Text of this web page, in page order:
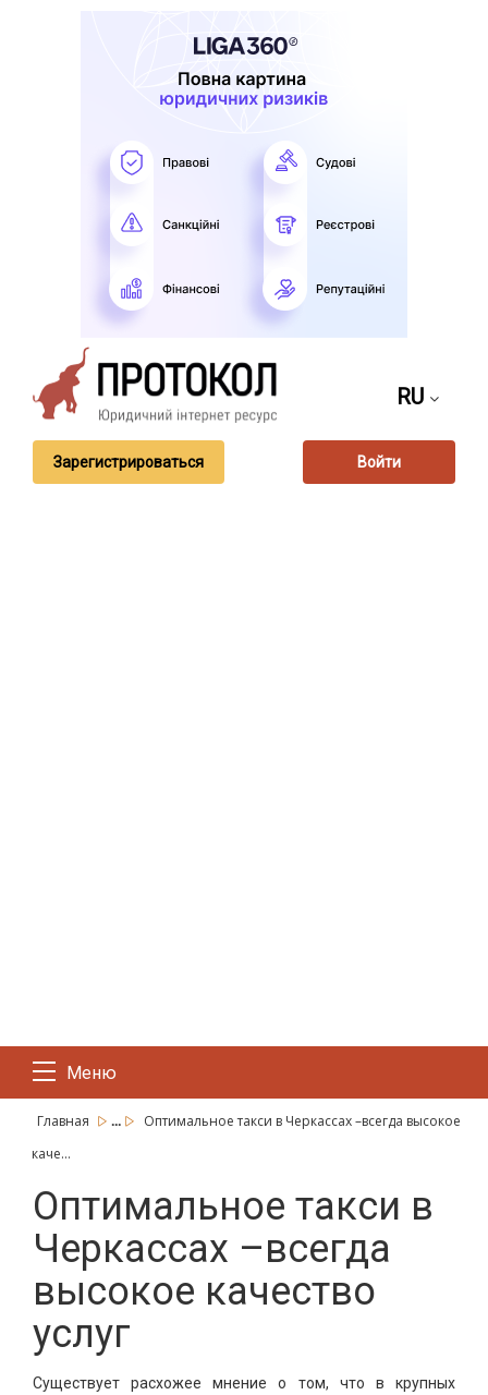
RU
Зарегистрироваться Войти
Меню
Главная ...
Оптимальное такси в Черкассах –всегда высокое
каче...
Оптимальное такси в
Черкассах –всегда
высокое качество
услуг
Существует расхожее мнение о том, что в крупных